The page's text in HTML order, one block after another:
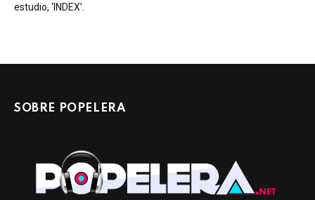
estudio, ‘INDEX’.
SOBRE POPELERA